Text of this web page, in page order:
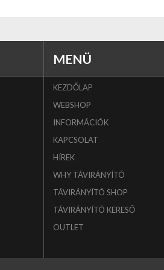
MENÜ
KEZDŐLAP
WEBSHOP
INFORMÁCIÓK
KAPCSOLAT
HÍREK
WHY TÁVIRÁNYÍTÓ
TÁVIRÁNYÍTÓ SHOP
TÁVIRÁNYÍTÓ KERESŐ
OUTLET